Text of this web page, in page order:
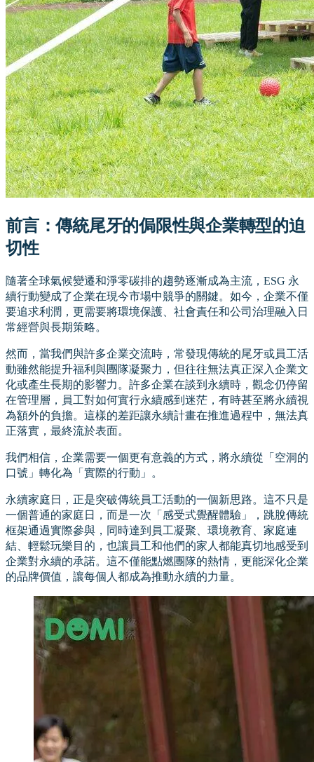
前言：傳統尾牙的侷限性與企業轉型的迫
切性
隨著全球氣候變遷和淨零碳排的趨勢逐漸成為主流，ESG 永
續行動變成了企業在現今市場中競爭的關鍵。如今，企業不僅
要追求利潤，更需要將環境保護、社會責任和公司治理融入日
常經營與長期策略。
然而，當我們與許多企業交流時，常發現傳統的尾牙或員工活
動雖然能提升福利與團隊凝聚力，但往往無法真正深入企業文
化或產生長期的影響力。許多企業在談到永續時，觀念仍停留
在管理層，員工對如何實行永續感到迷茫，有時甚至將永續視
為額外的負擔。這樣的差距讓永續計畫在推進過程中，無法真
正落實，最終流於表面。
我們相信，企業需要一個更有意義的方式，將永續從「空洞的
口號」轉化為「實際的行動」。
永續家庭日，正是突破傳統員工活動的一個新思路。這不只是
一個普通的家庭日，而是一次「感受式覺醒體驗」，跳脫傳統
框架通過實際參與，同時達到員工凝聚、環境教育、家庭連
結、輕鬆玩樂目的，也讓員工和他們的家人都能真切地感受到
企業對永續的承諾。這不僅能點燃團隊的熱情，更能深化企業
的品牌價值，讓每個人都成為推動永續的力量。